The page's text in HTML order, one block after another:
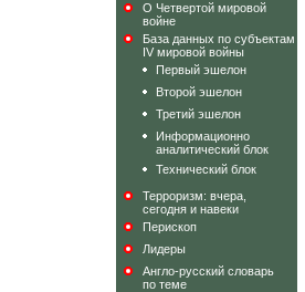
О Четвертой мировой
войне
База данных по субъектам
IV мировой войны
Первый эшелон
Второй эшелон
Третий эшелон
Информационно
аналитический блок
Технический блок
Терроризм: вчера,
сегодня и навеки
Перископ
Лидеры
Англо-русский словарь
по теме